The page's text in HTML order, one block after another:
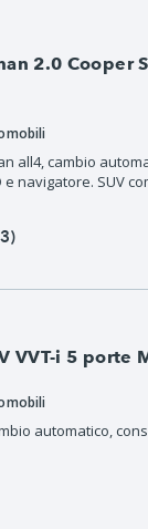
2.0 Cooper
all4, cambio
navigatore. SUV
VVT-i 5 porte
automatico,